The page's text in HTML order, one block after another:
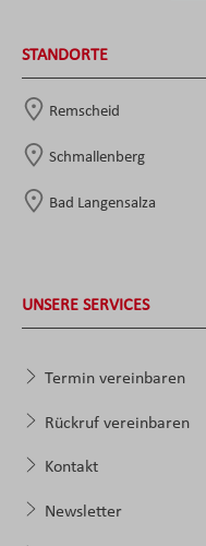
STANDORTE
Remscheid
Schmallenberg
Bad Langensalza
UNSERE SERVICES
Termin vereinbaren
Rückruf vereinbaren
Kontakt
Newsletter